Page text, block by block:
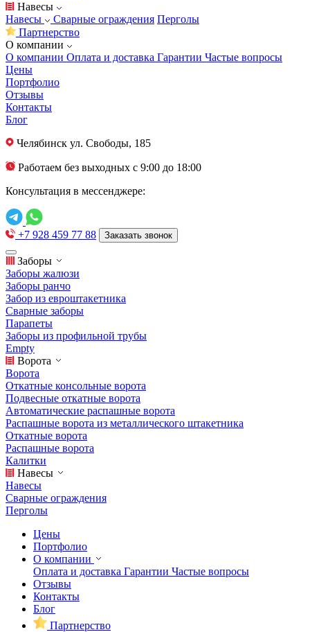
Навесы
Навесы
Сварные ограждения Перголы
Партнерство
О компании
О компании Оплата и доставка Гарантии Частые вопросы
Цены
Портфолио
Отзывы
Контакты
Блог
Челябинск ул. Свободы, 185
Работаем без выходных с 9:00 до 18:00
Консультация в мессенджере:
+7 928 459 77 88 Заказать звонок
Заборы
Заборы жалюзи
Заборы ранчо
Забор из евроштакетника
Сварные заборы
Парапеты
Заборы из профильной трубы
Empty
Ворота
Ворота
Откатные консольные ворота
Подвесные откатные ворота
Автоматические распашные ворота
Распашные ворота из металлического штакетника
Откатные ворота
Распашные ворота
Калитки
Навесы
Навесы
Сварные ограждения
Перголы
Цены
Портфолио
О компании
Оплата и доставка Гарантии Частые вопросы
Отзывы
Контакты
Блог
Партнерство